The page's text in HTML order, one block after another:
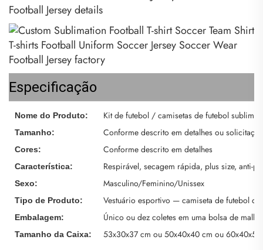
Especificação
Nome do Produto: Kit de futebol / camisetas de futebol
Tamanho: Conforme descrito em detalhes ou
Cores: Conforme descrito em detalhes
Característica: Respirável, secagem rápida, plus size, anti-
Sexo: Masculino/Feminino/Unissex
Tipo de Produto: Vestuário esportivo — camiseta de futebol
Embalagem: Único ou dez coletes em uma bolsa de malha
Tamanho da Caixa:
53x30x37 cm ou 50x40x40 cm ou